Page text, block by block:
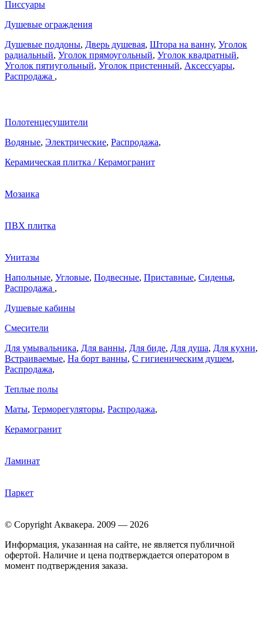
Писсуары
Душевые ограждения
Душевые поддоны, Дверь душевая, Штора на ванну, Уголок
радиальный, Уголок прямоугольный, Уголок квадратный,
Уголок пятиугольный, Уголок пристенный, Аксессуары,
Распродажа ,
Полотенцесушители
Водяные, Электрические, Распродажа,
Керамическая плитка / Керамогранит
Мозаика
ПВХ плитка
Унитазы
Напольные, Угловые, Подвесные, Приставные, Сиденья,
Распродажа ,
Душевые кабины
Смесители
Для умывальника, Для ванны, Для биде, Для душа, Для кухни,
Встраиваемые, На борт ванны, C гигиеническим душем,
Распродажа,
Теплые полы
Маты, Терморегуляторы, Распродажа,
Керамогранит
Ламинат
Паркет
© Copyright Аквакера. 2009 — 2026
Информация, указанная на сайте, не является публичной
офертой. Наличие и цена подтверждается оператором в
момент подтверждения заказа.